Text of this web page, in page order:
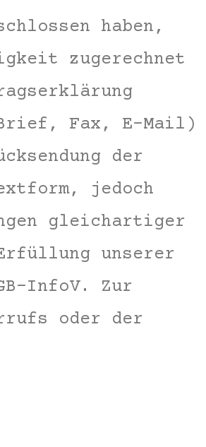
haben,
zugerechnet
Brief, Fax, E-Mail)
der
jedoch
gleichartiger
unserer
InfoV. Zur
oder der